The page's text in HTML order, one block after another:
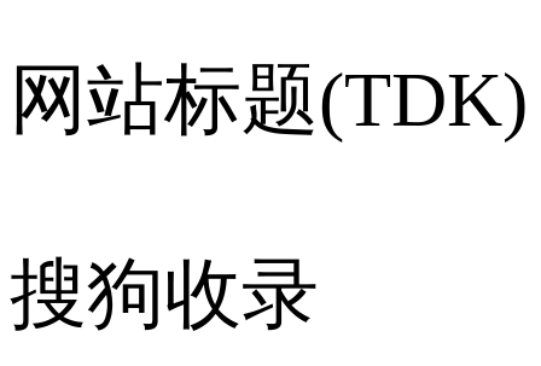
网站标题(TDK)
搜狗收录